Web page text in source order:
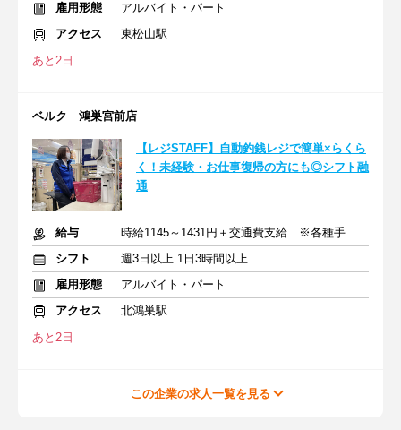
雇用形態
アルバイト・パート
アクセス
東松山駅
あと2日
ベルク 鴻巣宮前店
【レジSTAFF】自動釣銭レジで簡単×らくら
く！未経験・お仕事復帰の方にも◎シフト融
通
給与
時給1145～1431円＋交通費支給 ※各種手当含む
シフト
週3日以上 1日3時間以上
雇用形態
アルバイト・パート
アクセス
北鴻巣駅
あと2日
この企業の求人一覧を見る